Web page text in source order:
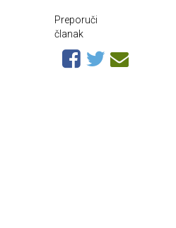
Preporuči
članak